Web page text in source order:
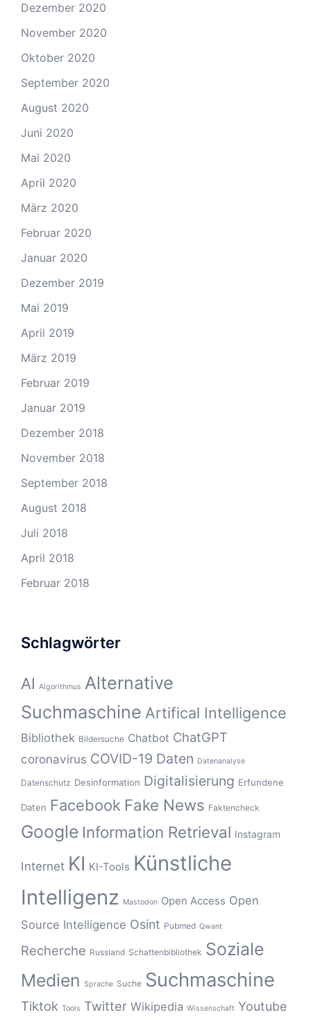
Dezember 2020
November 2020
Oktober 2020
September 2020
August 2020
Juni 2020
Mai 2020
April 2020
März 2020
Februar 2020
Januar 2020
Dezember 2019
Mai 2019
April 2019
März 2019
Februar 2019
Januar 2019
Dezember 2018
November 2018
September 2018
August 2018
Juli 2018
April 2018
Februar 2018
Schlagwörter
AI Algorithmus Alternative
Suchmaschine Artifical Intelligence
Bibliothek Bildersuche Chatbot ChatGPT
coronavirus COVID-19 Daten Datenanalyse
Datenschutz Desinformation Digitalisierung Erfundene
Daten Facebook Fake News Faktencheck
Google Information Retrieval Instagram
Internet KI KI-Tools Künstliche
Intelligenz Mastodon Open Access Open
Source Intelligence Osint Pubmed Qwant
Recherche Russland Schattenbibliothek Soziale
Medien Sprache Suche Suchmaschine
Tiktok Tools Twitter Wikipedia Wissenschaft Youtube